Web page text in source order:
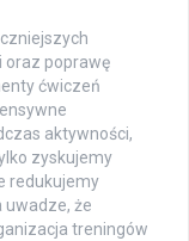
oraz poprawę
ćwiczeń
aktywności,
zyskujemy
redukujemy
uwadze, że
treningów